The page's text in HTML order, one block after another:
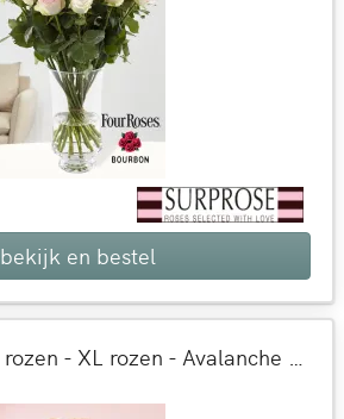
bekijk en bestel